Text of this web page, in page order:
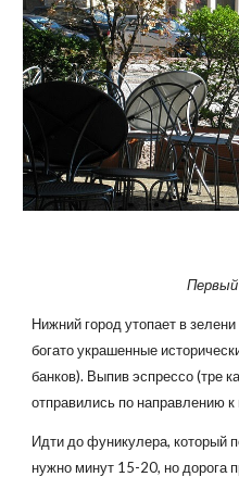
Первый
Нижний город утопает в
богато украшенные
банков). Выпив эспрессо (тре
отправились по направлению
Идти до фуникулера, который
нужно минут 15-20, но дорога